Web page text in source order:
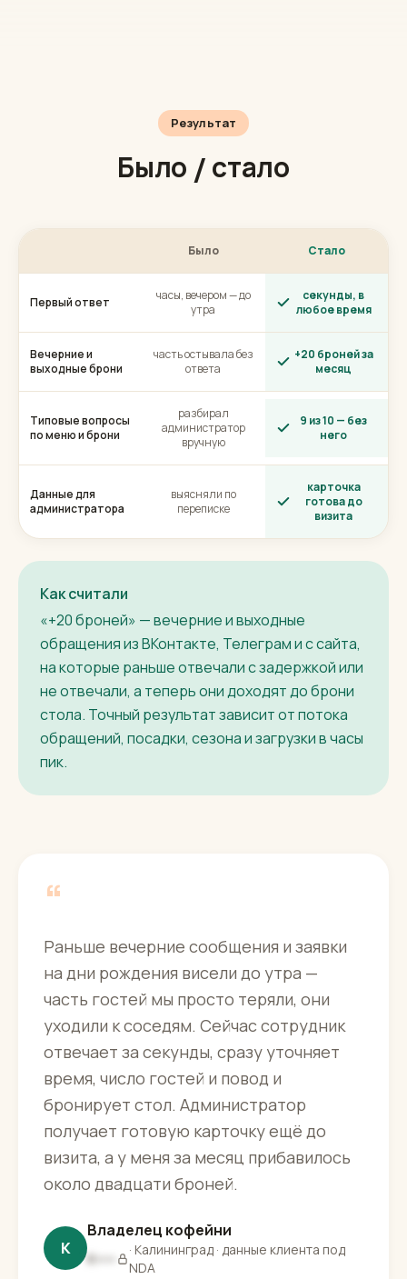
Результат
Было / стало
Было Стало
Первый ответ
часы, вечером — до
утра
секунды, в
любое время
Вечерние и
выходные брони
часть остывала без
ответа
+20 броней за
месяц
Типовые вопросы
по меню и брони
разбирал
администратор
вручную
9 из 10 — без
него
Данные для
администратора
выясняли по
переписке
карточка
готова до
визита
Как считали
«+20 броней» — вечерние и выходные
обращения из ВКонтакте, Телеграм и с сайта,
на которые раньше отвечали с задержкой или
не отвечали, а теперь они доходят до брони
стола. Точный результат зависит от потока
обращений, посадки, сезона и загрузки в часы
пик.
“
Раньше вечерние сообщения и заявки
на дни рождения висели до утра —
часть гостей мы просто теряли, они
уходили к соседям. Сейчас сотрудник
отвечает за секунды, сразу уточняет
время, число гостей и повод и
бронирует стол. Администратор
получает готовую карточку ещё до
визита, а у меня за месяц прибавилось
около двадцати броней.
К
Владелец кофейни
К▪▪▪▪
· Калининград · данные клиента под
NDA